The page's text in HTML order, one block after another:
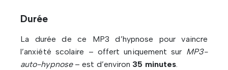
Durée
La durée de ce MP3 d’hypnose pour vaincre
l’anxiété scolaire – offert uniquement sur MP3-
auto-hypnose– est d’environ 35 minutes.